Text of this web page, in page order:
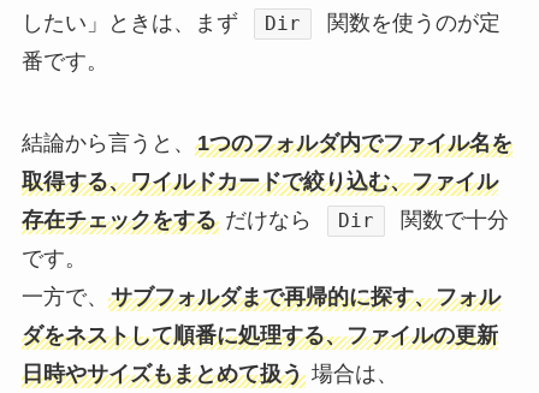
したい」ときは、まず
Dir
関数を使うのが定
番です。
結論から言うと、 1つのフォルダ内でファイル名を
取得する、ワイルドカードで絞り込む、ファイル
存在チェックをするだけなら Dir
関数で十分
です。
一方で、 サブフォルダまで再帰的に探す、フォル
ダをネストして順番に処理する、ファイルの更新
日時やサイズもまとめて扱う場合は、